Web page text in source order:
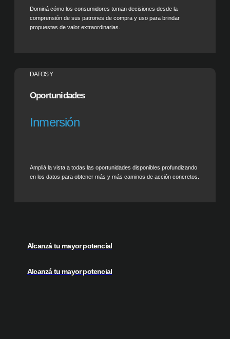
Dominá cómo los consumidores toman decisiones desde la
comprensión de sus patrones de compra y uso para brindar
propuestas de valor extraordinarias.
DATOS Y
Oportunidades
Inmersión
Ampliá la vista a todas las oportunidades disponibles profundizando
en los datos para obtener más y más caminos de acción concretos.
Alcanzá tu mayor potencial
Alcanzá tu mayor potencial